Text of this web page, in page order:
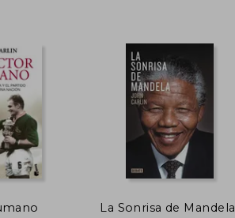
La Sonrisa de Mandela